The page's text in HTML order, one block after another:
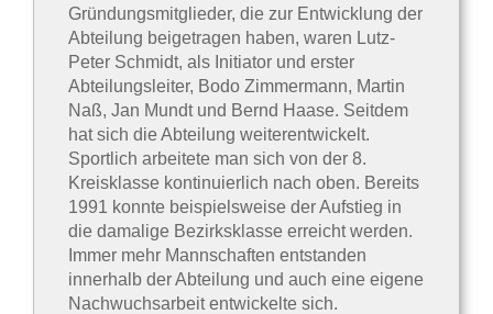
Gründungsmitglieder, die zur Entwicklung der
Abteilung beigetragen haben, waren Lutz-
Peter Schmidt, als Initiator und erster
Abteilungsleiter, Bodo Zimmermann, Martin
Naß, Jan Mundt und Bernd Haase. Seitdem
hat sich die Abteilung weiterentwickelt.
Sportlich arbeitete man sich von der 8.
Kreisklasse kontinuierlich nach oben. Bereits
1991 konnte beispielsweise der Aufstieg in
die damalige Bezirksklasse erreicht werden.
Immer mehr Mannschaften entstanden
innerhalb der Abteilung und auch eine eigene
Nachwuchsarbeit entwickelte sich.